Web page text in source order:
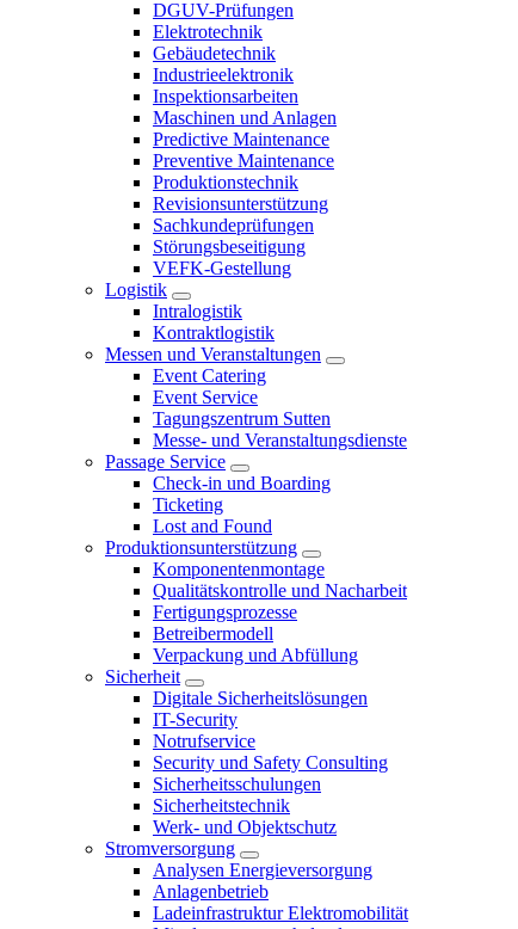
DGUV-Prüfungen
Elektrotechnik
Gebäudetechnik
Industrieelektronik
Inspektionsarbeiten
Maschinen und Anlagen
Predictive Maintenance
Preventive Maintenance
Produktionstechnik
Revisionsunterstützung
Sachkundeprüfungen
Störungsbeseitigung
VEFK-Gestellung
Logistik
Intralogistik
Kontraktlogistik
Messen und Veranstaltungen
Event Catering
Event Service
Tagungszentrum Sutten
Messe- und Veranstaltungsdienste
Passage Service
Check-in und Boarding
Ticketing
Lost and Found
Produktionsunterstützung
Komponentenmontage
Qualitätskontrolle und Nacharbeit
Fertigungsprozesse
Betreibermodell
Verpackung und Abfüllung
Sicherheit
Digitale Sicherheitslösungen
IT-Security
Notrufservice
Security und Safety Consulting
Sicherheitsschulungen
Sicherheitstechnik
Werk- und Objektschutz
Stromversorgung
Analysen Energieversorgung
Anlagenbetrieb
Ladeinfrastruktur Elektromobilität